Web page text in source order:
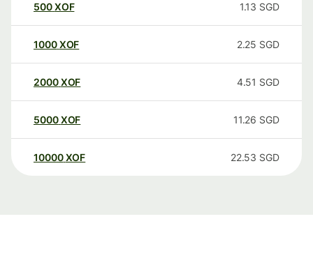
500XOF 1.13 SGD
1000XOF 2.25 SGD
2000XOF 4.51 SGD
5000XOF 11.26 SGD
10000 XOF 22.53 SGD